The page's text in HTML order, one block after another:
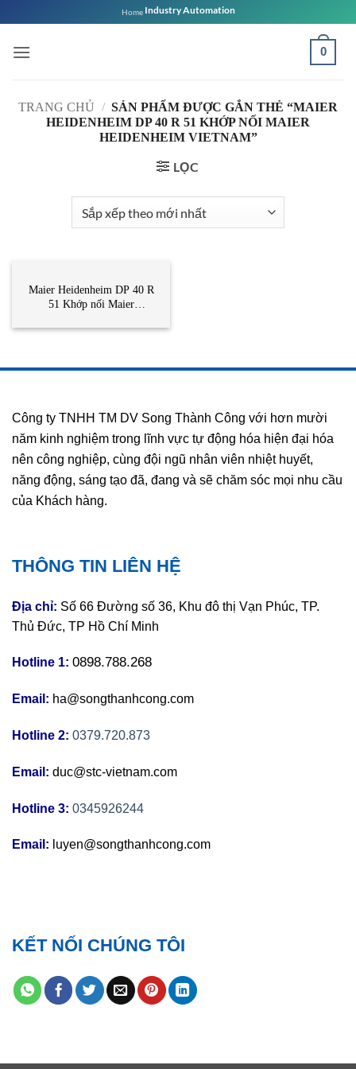
qua
nội
Home Industry Automation
0
TRANG CHỦ / SẢN PHẨM ĐƯỢC GẮN THẺ “MAIER
HEIDENHEIM DP 40 R 51 KHỚP NỐI MAIER
HEIDENHEIM VIETNAM”
LỌC
Maier Heidenheim DP 40 R
51 Khớp nối Maier
Công ty TNHH TM DV Song Thành Công với hơn mười
năm kinh nghiệm trong lĩnh vực tự động hóa hiện đại hóa
nên công nghiệp, cùng đội ngũ nhân viên nhiệt huyết,
năng động, sáng tạo đã, đang và sẽ chăm sóc mọi nhu cầu
của Khách hàng.
THÔNG TIN LIÊN HỆ
Địa chỉ: Số 66 Đường số 36, Khu đô thị Vạn Phúc, TP.
Thủ Đức, TP Hồ Chí Minh
Hotline 1: 0898.788.268
Email: ha@songthanhcong.com
Hotline 2: 0379.720.873
Email: duc@stc-vietnam.com
Hotline 3: 0345926244
Email: luyen@songthanhcong.com
KẾT NỐI CHÚNG TÔI